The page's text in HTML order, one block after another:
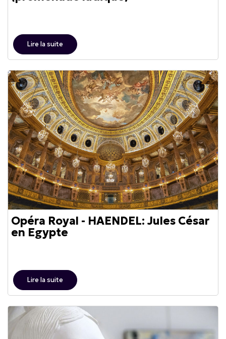
Lire la suite
Opéra Royal - HAENDEL: Jules César
en Egypte
Lire la suite